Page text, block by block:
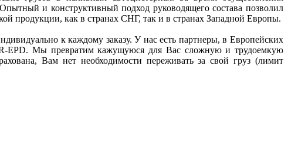
и конструктивный подход руководящего состава позволил
продукции, как в странах СНГ, так и в странах Западной Европы.
к каждому заказу. У нас есть партнеры, в Европейских
EPD. Мы превратим кажущуюся для Вас сложную и трудоемкую
Вам нет необходимости переживать за свой груз (лимит